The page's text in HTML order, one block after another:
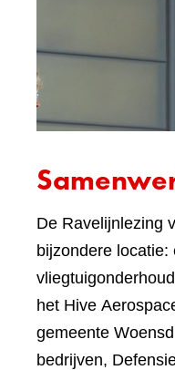
De Ravelijnlezing
bijzondere locatie:
het Hive
gemeente
bedrijven,